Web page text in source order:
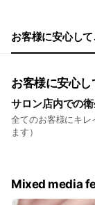
09:30 - 18:00
Sat09:30 - 18:00
不定休。フェイシャ
お客様に安心し
お客様に安心
サロン店内での
全てのお客様にキレ
ます）
Mixed media